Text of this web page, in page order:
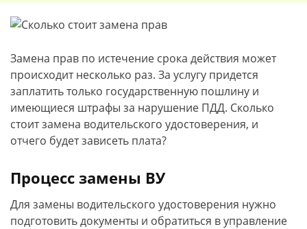
Замена прав по истечение срока действия может
происходит несколько раз. За услугу придется
заплатить только государственную пошлину и
имеющиеся штрафы за нарушение ПДД. Сколько
стоит замена водительского удостоверения, и
отчего будет зависеть плата?
Процесс замены ВУ
Для замены водительского удостоверения нужно
подготовить документы и обратиться в управление